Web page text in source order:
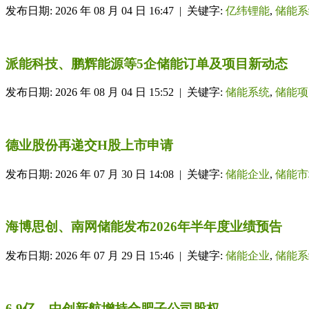
发布日期: 2026 年 08 月 04 日 16:47 | 关键字: 亿纬锂能, 储能
派能科技、鹏辉能源等5企储能订单及项目新动态
发布日期: 2026 年 08 月 04 日 15:52 | 关键字: 储能系统, 储能项
德业股份再递交H股上市申请
发布日期: 2026 年 07 月 30 日 14:08 | 关键字: 储能企业, 储能
海博思创、南网储能发布2026年半年度业绩预告
发布日期: 2026 年 07 月 29 日 15:46 | 关键字: 储能企业, 储能